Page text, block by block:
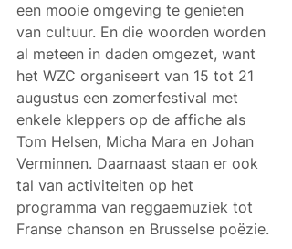
een mooie omgeving te genieten
van cultuur. En die woorden worden
al meteen in daden omgezet, want
het WZC organiseert van 15 tot 21
augustus een zomerfestival met
enkele kleppers op de affiche als
Tom Helsen, Micha Mara en Johan
Verminnen. Daarnaast staan er ook
tal van activiteiten op het
programma van reggaemuziek tot
Franse chanson en Brusselse poëzie.